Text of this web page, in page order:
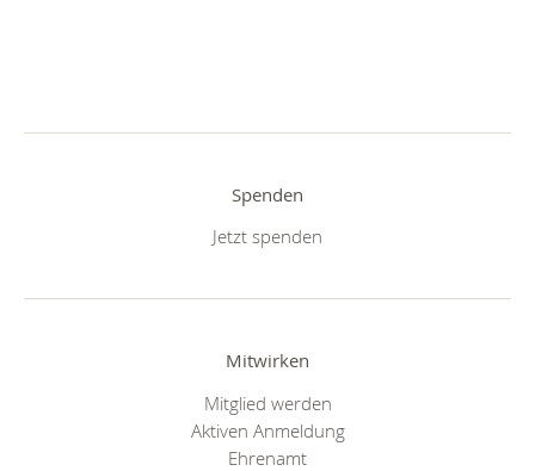
Spenden
Jetzt spenden
Mitwirken
Mitglied werden
Aktiven Anmeldung
Ehrenamt